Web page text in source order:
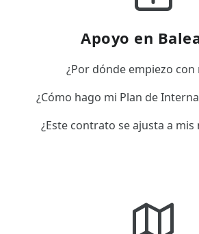
Apoyo en
¿Por dónde empiezo con
¿Cómo hago mi Plan de
¿Este contrato se ajusta a mis